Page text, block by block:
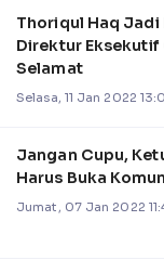
Thoriqul Haq Jadi
Direktur Eksekutif
Selamat
Selasa, 11 Jan 2022
Jangan Cupu,
Harus Buka
Jumat, 07 Jan 2022